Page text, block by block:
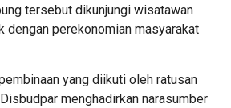
tersebut dikunjungi wisatawan
dengan perekonomian masyarakat
yang diikuti oleh ratusan
menghadirkan narasumber